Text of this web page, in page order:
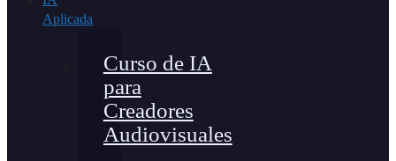
Aplicada
Curso de IA
para
Creadores
Audiovisuales